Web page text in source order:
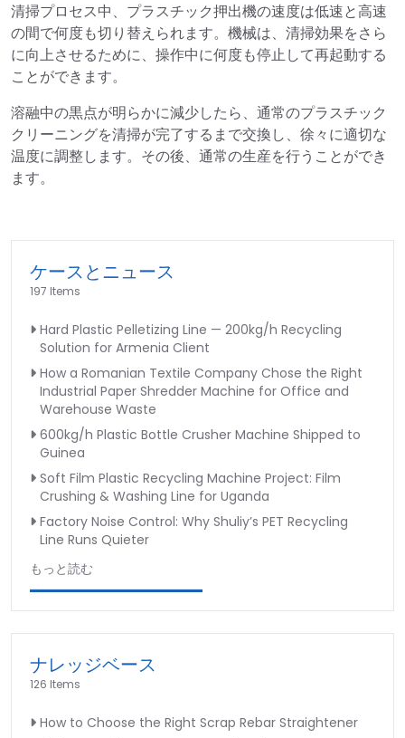
清掃プロセス中、プラスチック押出機の速度は低速と高速
の間で何度も切り替えられます。機械は、清掃効果をさら
に向上させるために、操作中に何度も停止して再起動する
ことができます。
溶融中の黒点が明らかに減少したら、通常のプラスチック
クリーニングを清掃が完了するまで交換し、徐々に適切な
温度に調整します。その後、通常の生産を行うことができ
ます。
ケースとニュース
197 Items
Hard Plastic Pelletizing Line — 200kg/h Recycling
Solution for Armenia Client
How a Romanian Textile Company Chose the Right
Industrial Paper Shredder Machine for Office and
Warehouse Waste
600kg/h Plastic Bottle Crusher Machine Shipped to
Guinea
Soft Film Plastic Recycling Machine Project: Film
Crushing & Washing Line for Uganda
Factory Noise Control: Why Shuliy’s PET Recycling
Line Runs Quieter
もっと読む
ナレッジベース
126 Items
How to Choose the Right Scrap Rebar Straightener